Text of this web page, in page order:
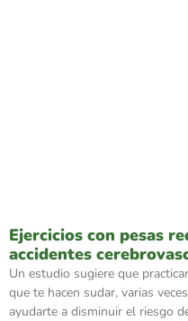
Ejercicios con pesas
accidentes
Un estudio sugiere que
que te hacen sudar, varias
ayudarte a disminuir el riesgo